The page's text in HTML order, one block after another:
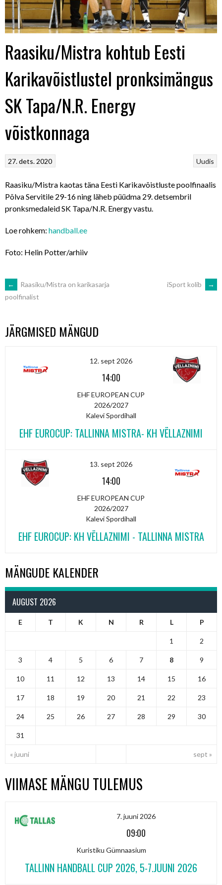
Raasiku/Mistra kohtub Eesti
Karikavõistlustel pronksimängus
SK Tapa/N.R. Energy
võistkonnaga
Uudis
27. dets. 2020
Raasiku/Mistra kaotas täna Eesti Karikavõistluste poolfinaalis
Põlva Servitile 29-16 ning läheb püüdma 29. detsembril
pronksmedaleid SK Tapa/N.R. Energy vastu.
Loe rohkem: handball.ee
Foto: Helin Potter/arhiiv
POST
NAVIGATION
←
Raasiku/Mistra on karikasarja
poolfinalist
iSport kolib →
JÄRGMISED MÄNGUD
12. sept 2026
14:00
EHF EUROPEAN CUP
2026/2027
Kalevi Spordihall
EHF EUROCUP: TALLINNA MISTRA- KH VËLLAZNIMI
13. sept 2026
14:00
EHF EUROPEAN CUP
2026/2027
Kalevi Spordihall
EHF EUROCUP: KH VËLLAZNIMI - TALLINNA MISTRA
MÄNGUDE KALENDER
AUGUST 2026
E T K N R L P
« juuni sept »
1 2
3 4 5 6 7 8 9
10 11 12 13 14 15 16
17 18 19 20 21 22 23
24 25 26 27 28 29 30
31
VIIMASE MÄNGU TULEMUS
7. juuni 2026
09:00
Kuristiku Gümnaasium
TALLINN HANDBALL CUP 2026, 5-7.JUUNI 2026